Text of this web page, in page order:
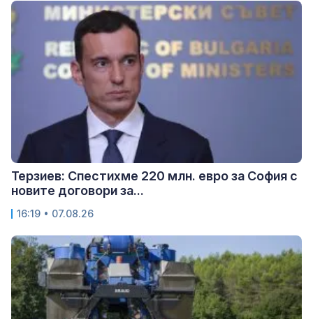
Терзиев: Спестихме 220 млн. евро за София с
новите договори за...
16:19 • 07.08.26